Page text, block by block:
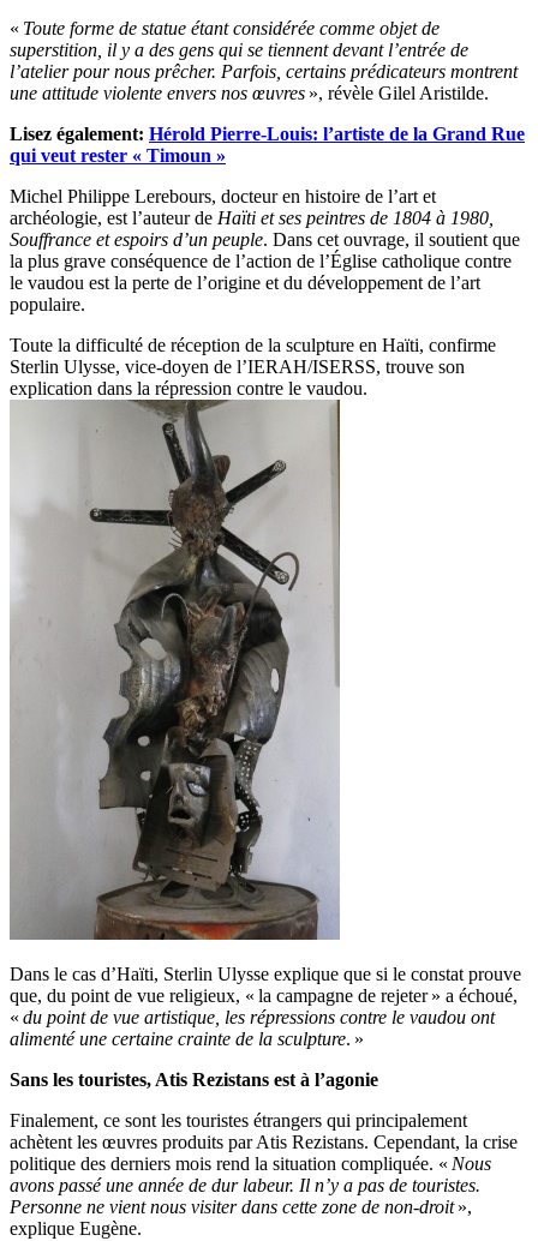
« Toute forme de statue étant considérée comme objet de
superstition, il y a des gens qui se tiennent devant l’entrée de
l’atelier pour nous prêcher. Parfois, certains prédicateurs montrent
une attitude violente envers nos œuvres », révèle Gilel Aristilde.
Lisez également: Hérold Pierre-Louis: l’artiste de la Grand Rue
qui veut rester « Timoun »
Michel Philippe Lerebours, docteur en histoire de l’art et
archéologie, est l’auteur de Haïti et ses peintres de 1804 à 1980,
Souffrance et espoirs d’un peuple. Dans cet ouvrage, il soutient que
la plus grave conséquence de l’action de l’Église catholique contre
le vaudou est la perte de l’origine et du développement de l’art
populaire.
Toute la difficulté de réception de la sculpture en Haïti, confirme
Sterlin Ulysse, vice-doyen de l’IERAH/ISERSS, trouve son
explication dans la répression contre le vaudou.
Dans le cas d’Haïti, Sterlin Ulysse explique que si le constat prouve
que, du point de vue religieux, « la campagne de rejeter » a échoué,
« du point de vue artistique, les répressions contre le vaudou ont
alimenté une certaine crainte de la sculpture. »
Sans les touristes, Atis Rezistans est à l’agonie
Finalement, ce sont les touristes étrangers qui principalement
achètent les œuvres produits par Atis Rezistans. Cependant, la crise
politique des derniers mois rend la situation compliquée. « Nous
avons passé une année de dur labeur. Il n’y a pas de touristes.
Personne ne vient nous visiter dans cette zone de non-droit»,
explique Eugène.